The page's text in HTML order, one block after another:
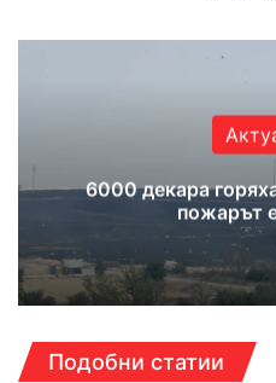
6000 декара
пожарът
Подобни статии